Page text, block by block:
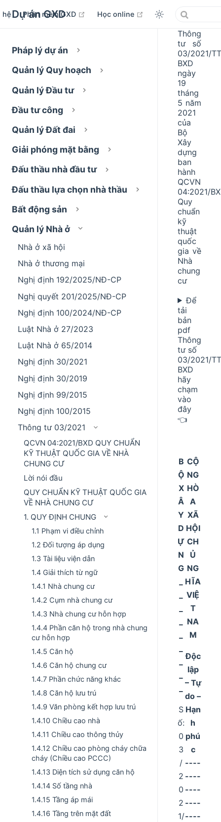
Dự án GXD
hệ Phần mềm GXD open in new window
Học online open in new window
Pháp lý dự án
Quản lý Quy hoạch
Quản lý Đầu tư
Đầu tư công
Quản lý Đất đai
Giải phóng mặt bằng
Đấu thầu nhà đầu tư
Đấu thầu lựa chọn nhà thầu
Bất động sản
Quản lý Nhà ở
Nhà ở xã hội
Nhà ở thương mại
Nghị định 192/2025/NĐ-CP
Nghị quyết 201/2025/NĐ-CP
Nghị định 100/2024/NĐ-CP
Luật Nhà ở 27/2023
Luật Nhà ở 65/2014
Nghị định 30/2021
Nghị định 30/2019
Nghị định 99/2015
Nghị định 100/2015
Thông tư 03/2021
QCVN 04:2021/BXD QUY CHUẨN
KỸ THUẬT QUỐC GIA VỀ NHÀ
CHUNG CƯ
Lời nói đầu
QUY CHUẨN KỸ THUẬT QUỐC GIA
VỀ NHÀ CHUNG CƯ
1. QUY ĐỊNH CHUNG
1.1 Phạm vi điều chỉnh
1.2 Đối tượng áp dụng
1.3 Tài liệu viện dẫn
1.4 Giải thích từ ngữ
1.4.1 Nhà chung cư
1.4.2 Cụm nhà chung cư
1.4.3 Nhà chung cư hỗn hợp
1.4.4 Phần căn hộ trong nhà chung
cư hỗn hợp
1.4.5 Căn hộ
1.4.6 Căn hộ chung cư
1.4.7 Phần chức năng khác
1.4.8 Căn hộ lưu trú
1.4.9 Văn phòng kết hợp lưu trú
1.4.10 Chiều cao nhà
1.4.11 Chiều cao thông thủy
1.4.12 Chiều cao phòng cháy chữa
cháy (Chiều cao PCCC)
1.4.13 Diện tích sử dụng căn hộ
1.4.14 Số tầng nhà
1.4.15 Tầng áp mái
1.4.16 Tầng trên mặt đất
Thông
tư số
03/2021/
BXD
ngày
19
tháng
5 năm
2021
của
Bộ
Xây
dựng
ban
hành
QCVN
04:2021/
Quy
chuẩn
kỹ
thuật
quốc
gia về
Nhà
chung
cư
Để
tải
bản
pdf
Thông
tư số
03/2021/
BXD
hãy
chạm
vào
đây
👈
B
Ộ
X
Â
Y
D
Ự
N
G
S
ố:
0
3
/
2
0
2
1/
CỘ
NG
HÒ
A
XÃ
HỘI
CH
Ủ
NG
HĨA
VIỆ
T
NA
M
Độc
lập
– Tự
do –
Hạn
h
phú
c
----
----
----
----
----